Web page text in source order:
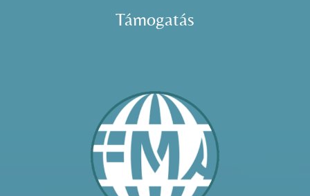
Támogatás